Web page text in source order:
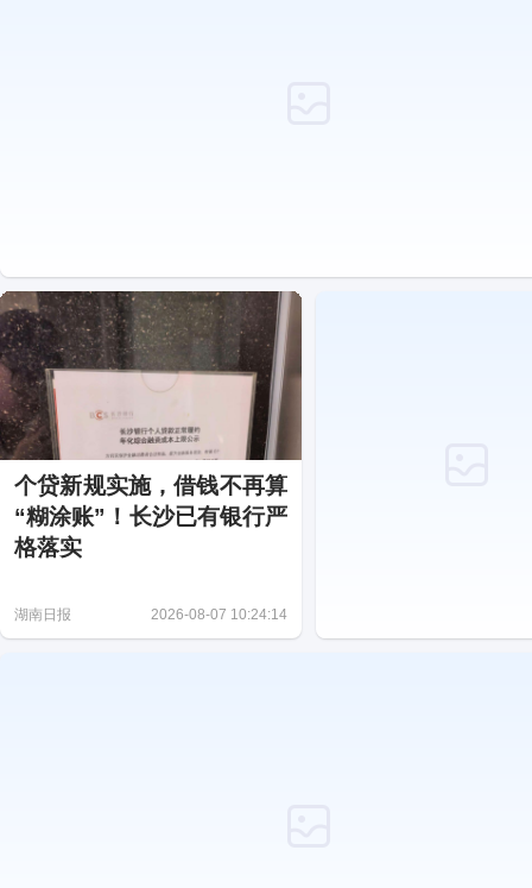
个贷新规实施，借钱不再算
“糊涂账”！长沙已有银行严
格落实
湖南日报 2026-08-07 10:24:14